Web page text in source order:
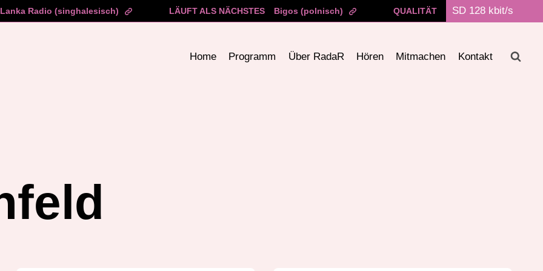
Lanka Radio (singhalesisch) LÄUFT ALS NÄCHSTES Bigos (polnisch) QUALITÄT
Home Programm Über RadaR Hören Mitmachen Kontakt